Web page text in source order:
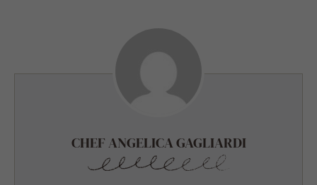
CHEF ANGELICA GAGLIARDI